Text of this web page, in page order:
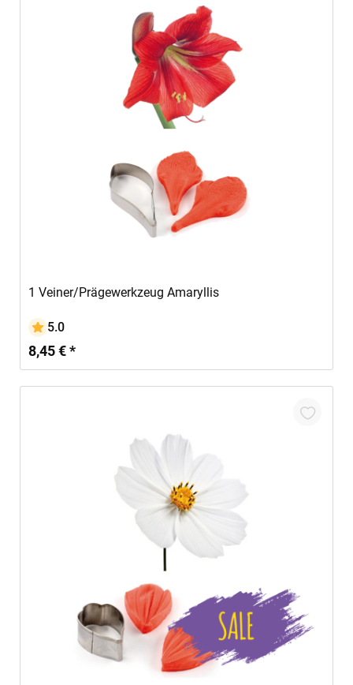
1 Veiner/Prägewerkzeug Amaryllis
5.0
8,45 € *
In den Warenkorb